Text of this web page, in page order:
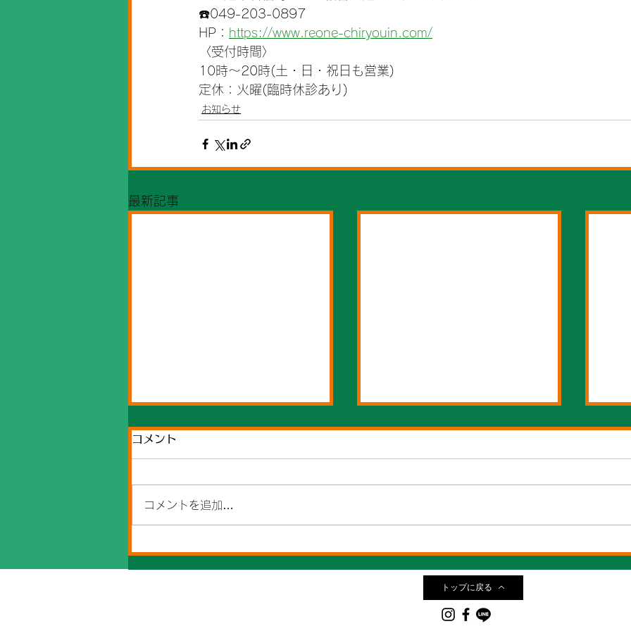
☎️049-203-0897
HP： https://www.reone-chiryouin.com/
〈受付時間〉
10時～20時(土・日・祝日も営業)
定休：火曜(臨時休診あり)
お知らせ
最新記事
知
コメント
コメントを追加…
トップに戻る